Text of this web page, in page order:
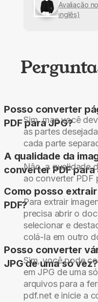
Avaliação
inglês)
Posso converter
PDF para JPG?
Sim, mas você
as partes
cada parte
A qualidade da
converter PDF para
Não, a qualidade
ao converter PDF
Como posso
PDF?Para extrair
precisa abrir o
selecionar e
colá-la em outro
Posso converter
JPG de uma só vez?
Sim, você pode
em JPG de uma
arquivos para a
pdf.net e inicie a